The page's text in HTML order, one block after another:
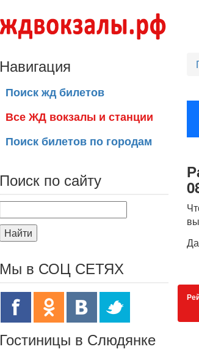
Навигация
Поиск жд билетов
Все ЖД вокзалы и станции
Поиск билетов по городам
Поиск по сайту
Найти
Мы в СОЦ СЕТЯХ
Гостиницы в Слюдянке